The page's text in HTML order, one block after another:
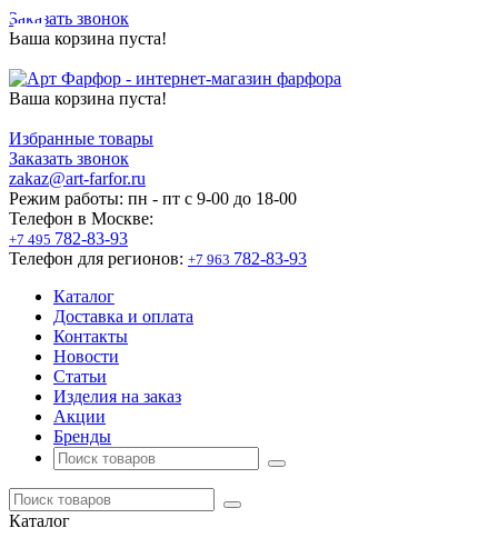
Заказать звонок
Ваша корзина пуста!
Ваша корзина пуста!
Избранные товары
Заказать звонок
zakaz@art-farfor.ru
Режим работы: пн - пт c 9-00 до 18-00
Телефон в Москве:
+7 495 782-83-93
Телефон для регионов: +7 963 782-83-93
Каталог
Доставка и оплата
Контакты
Новости
Статьи
Изделия на заказ
Акции
Бренды
Каталог